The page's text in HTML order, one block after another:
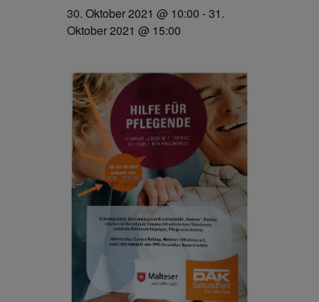
30. Oktober 2021 @ 10:00 -31.
Oktober 2021 @ 15:00